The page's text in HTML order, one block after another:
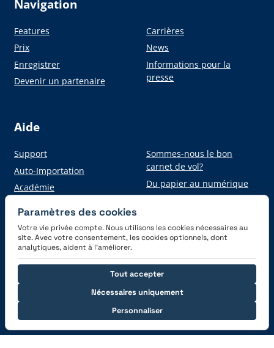
Navigation
Features
Prix
Enregistrer
Devenir un partenaire
Carrières
News
Informations pour la
presse
Aide
Support
Auto-Importation
Académie
Sommes-nous le bon
carnet de vol?
Du papier au numérique
Obtenez l'application
Connectez-vous avec nous
Paramètres des cookies
Votre vie privée compte. Nous utilisons les cookies nécessaires au
site. Avec votre consentement, les cookies optionnels, dont
analytiques, aident à l’améliorer.
Nécessaires uniquement
Personnaliser
Tout accepter